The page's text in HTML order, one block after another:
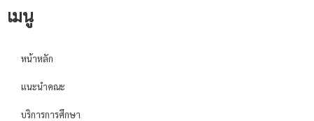
เมนู
หน้าหลัก
แนะนำคณะ
บริการการศึกษา